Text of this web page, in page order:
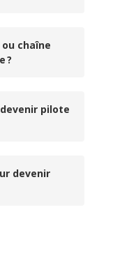
chaîne
?
pilote
devenir